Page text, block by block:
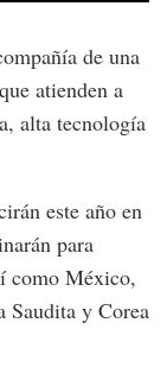
de una
atienden a
alta tecnología
este año en
para
como México,
y Corea